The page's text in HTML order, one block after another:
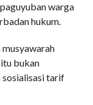
warga
hukum.
musyawarah
bukan
sosialisasi tarif